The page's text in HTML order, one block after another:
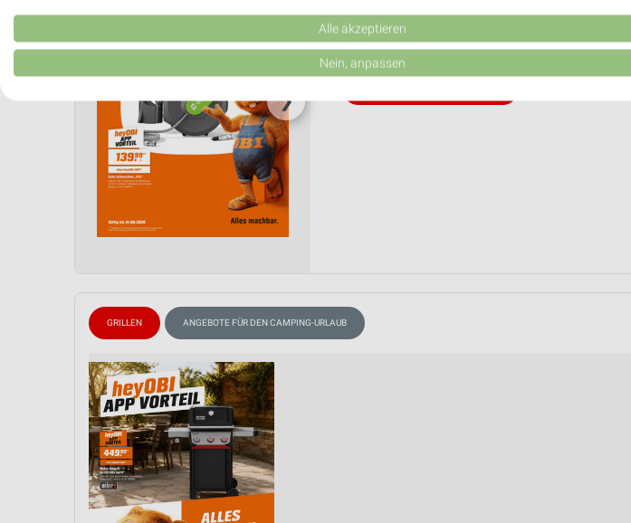
❯
📅 Kalendereintrag erstellen
GRILLEN ANGEBOTE FÜR DEN CAMPING-URLAUB
Verwendung reduzierter Daten zur Auswahl von Werbeanzeigen
Erstellung von Profilen für personalisierte Werbung
Erstellung von Profilen zur Personalisierung von Inhalten
Verwendung von Profilen zur Auswahl personalisierter Inhalte
Entwicklung und Verbesserung der Angebote
Verwendung reduzierter Daten zur Auswahl von Inhalten
IAB-Besonderheiten:
Verwendung genauer Standortdaten
Geräte anhand von aktiv angeforderten Informationen identifizieren
Nicht-IAB-Verarbeitungszwecke:
Alle akzeptieren
Nein, anpassen